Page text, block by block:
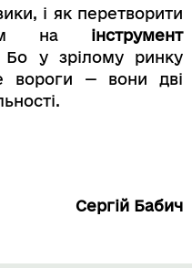
і як перетворити
на інструмент
Бо у зрілому ринку
вороги — вони дві
Сергій Бабич